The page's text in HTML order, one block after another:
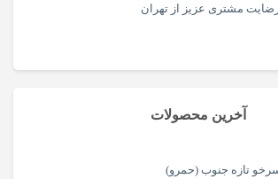
رضایت مشتری عزیز از تهران
آخرین محصولات
تازه جنوب (حمرو)